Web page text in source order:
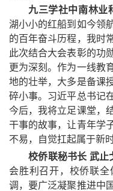
九三学社中南林业
湖小小的红船到如今领
的百年奋斗历程，我时
此次结合大会表彰的功
更为深刻。作为一线教
地的壮举，大多是备课
碎小事。习近平总书记
今后，我将立足课堂，
干事的故事，让青年学
不易，自觉扛起属于新
校侨联秘书长 武止
会胜利召开，校侨联
调，要广泛凝聚推进中